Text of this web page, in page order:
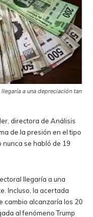
a una depreciación tan
directora de Análisis
de la presión en el tipo
se habló de 19
llegaría a una
Incluso, la acertada
cambio alcanzaría los 20
al fenómeno Trump